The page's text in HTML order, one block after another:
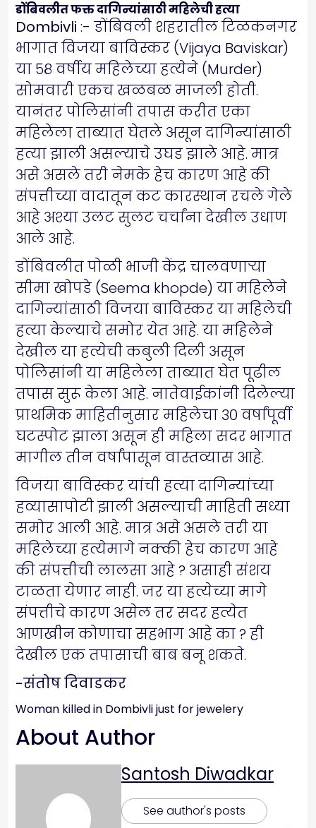
डोंबिवलीत फक्त दागिन्यांसाठी महिलेची हत्या
Dombivli :- डोंबिवली शहरातील टिळकनगर
भागात विजया बाविस्कर (Vijaya Baviskar)
या ५८ वर्षीय महिलेच्या हत्येने (Murder)
सोमवारी एकच खळबळ माजली होती.
यानंतर पोलिसांनी तपास करीत एका
महिलेला ताब्यात घेतले असून दागिन्यांसाठी
हत्या झाली असल्याचे उघड झाले आहे. मात्र
असे असले तरी नेमके हेच कारण आहे की
संपत्तीच्या वादातून कट कारस्थान रचले गेले
आहे अश्या उलट सुलट चर्चांना देखील उधाण
आले आहे.
डोंबिवलीत पोळी भाजी केंद्र चालवणाऱ्या
सीमा खोपडे (Seema khopde) या महिलेने
दागिन्यांसाठी विजया बाविस्कर या महिलेची
हत्या केल्याचे समोर येत आहे. या महिलेने
देखील या हत्येची कबुली दिली असून
पोलिसांनी या महिलेला ताब्यात घेत पूढील
तपास सुरू केला आहे. नातेवाईकांनी दिलेल्या
प्राथमिक माहितीनुसार महिलेचा ३० वर्षांपूर्वी
घटस्पोट झाला असून ही महिला सदर भागात
मागील तीन वर्षांपासून वास्तव्यास आहे.
विजया बाविस्कर यांची हत्या दागिन्यांच्या
हव्यासापोटी झाली असल्याची माहिती सध्या
समोर आली आहे. मात्र असे असले तरी या
महिलेच्या हत्येमागे नक्की हेच कारण आहे
की संपत्तीची लालसा आहे ? असाही संशय
टाळता येणार नाही. जर या हत्येच्या मागे
संपत्तीचे कारण असेल तर सदर हत्येत
आणखीन कोणाचा सहभाग आहे का ? ही
देखील एक तपासाची बाब बनू शकते.
-संतोष दिवाडकर
Woman killed in Dombivli just for jewelery
About Author
Santosh Diwadkar
See author's posts